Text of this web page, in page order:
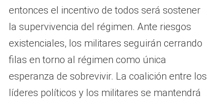
entonces el incentivo de todos será sostener
la supervivencia del régimen. Ante riesgos
existenciales, los militares seguirán cerrando
filas en torno al régimen como única
esperanza de sobrevivir. La coalición entre los
líderes políticos y los militares se mantendrá